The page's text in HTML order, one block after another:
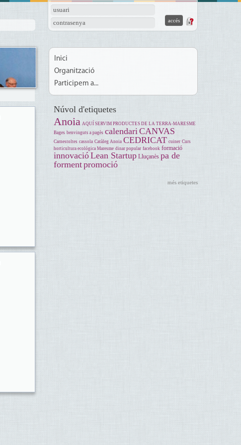
usuari
contrasenya
Inici
Organització
Participem a...
Núvol d'etiquetes
Anoia AQUÍ SERVIM PRODUCTES DE LA TERRA-MARESME
Bages benvinguts a pagès calendariCANVAS
Carnestoltes cassola Catàleg Anoia CEDRICAT cuiner Curs
horticultura ecológica Maresme dinar popular facebook formació
innovacióLean Startup Lluçanès pa de
formentpromoció
més etiquetes